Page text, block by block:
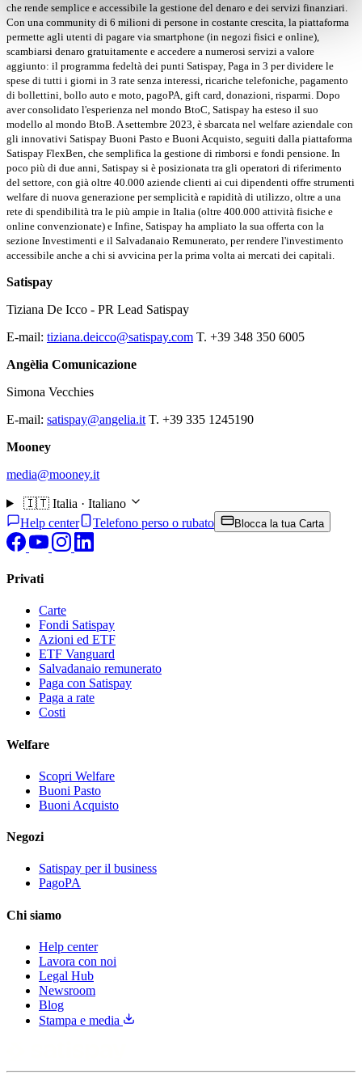
che rende semplice e accessibile la gestione del denaro e dei servizi finanziari.
Con una community di 6 milioni di persone in costante crescita, la piattaforma
permette agli utenti di pagare via smartphone (in negozi fisici e online),
scambiarsi denaro gratuitamente e accedere a numerosi servizi a valore
aggiunto: il programma fedeltà dei punti Satispay, Paga in 3 per dividere le
spese di tutti i giorni in 3 rate senza interessi, ricariche telefoniche, pagamento
di bollettini, bollo auto e moto, pagoPA, gift card, donazioni, risparmi. Dopo
aver consolidato l'esperienza nel mondo BtoC, Satispay ha esteso il suo
modello al mondo BtoB. A settembre 2023, è sbarcata nel welfare aziendale con
gli innovativi Satispay Buoni Pasto e Buoni Acquisto, seguiti dalla piattaforma
Satispay FlexBen, che semplifica la gestione di rimborsi e fondi pensione. In
poco più di due anni, Satispay si è posizionata tra gli operatori di riferimento
del settore, con già oltre 40.000 aziende clienti ai cui dipendenti offre strumenti
welfare di nuova generazione per semplicità e rapidità di utilizzo, oltre a una
rete di spendibilità tra le più ampie in Italia (oltre 400.000 attività fisiche e
online convenzionate) e Infine, Satispay ha ampliato la sua offerta con la
sezione Investimenti e il Salvadanaio Remunerato, per rendere l'investimento
accessibile anche a chi si avvicina per la prima volta ai mercati dei capitali.
Satispay
Tiziana De Icco - PR Lead Satispay
E-mail: tiziana.deicco@satispay.com T. +39 348 350 6005
Angèlia Comunicazione
Simona Vecchies
E-mail: satispay@angelia.it T. +39 335 1245190
Mooney
media@mooney.it
🇮🇹 Italia · Italiano
Help center
Telefono perso o rubato Blocca la tua Carta
Privati
Carte
Fondi Satispay
Azioni ed ETF
ETF Vanguard
Salvadanaio remunerato
Paga con Satispay
Paga a rate
Costi
Welfare
Scopri Welfare
Buoni Pasto
Buoni Acquisto
Negozi
Satispay per il business
PagoPA
Chi siamo
Help center
Lavora con noi
Legal Hub
Newsroom
Blog
Stampa e media